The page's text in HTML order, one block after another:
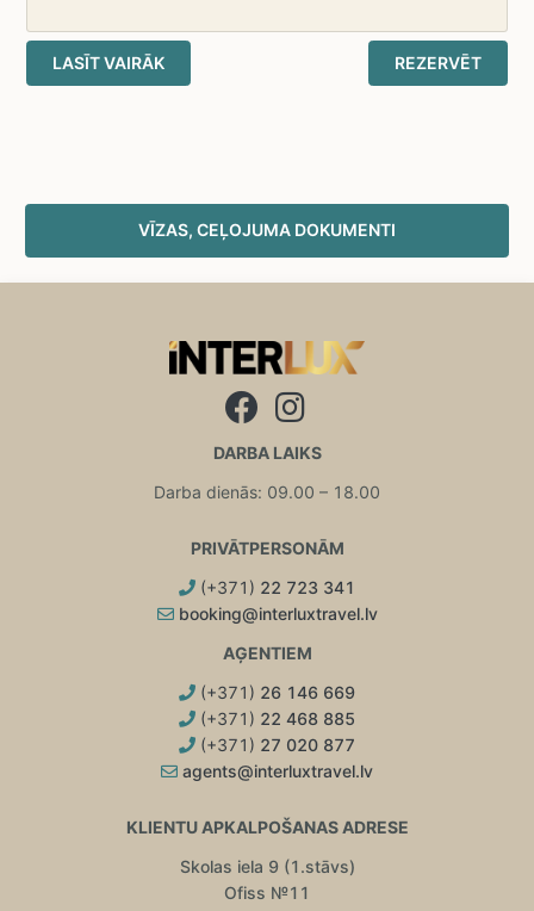
LASĪT VAIRĀK REZERVĒT
VĪZAS, CEĻOJUMA DOKUMENTI
DARBA LAIKS
Darba dienās: 09.00 – 18.00
PRIVĀTPERSONĀM
(+371) 22 723 341
booking@interluxtravel.lv
AĢENTIEM
(+371) 26 146 669
(+371) 22 468 885
(+371) 27 020 877
agents@interluxtravel.lv
KLIENTU APKALPOŠANAS ADRESE
Skolas iela 9 (1.stāvs)
Ofiss №11